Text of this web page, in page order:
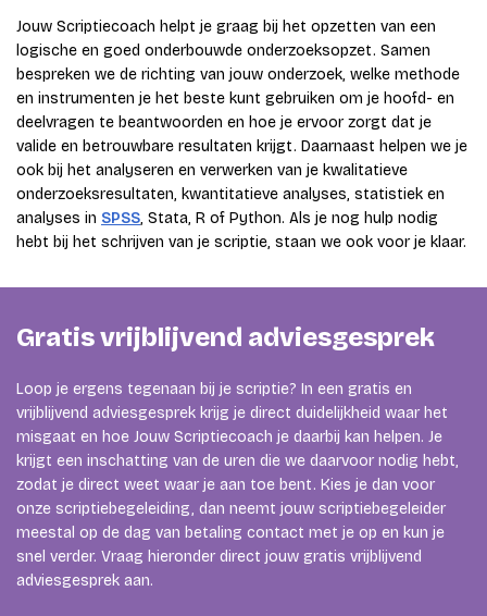
Jouw Scriptiecoach helpt je graag bij het opzetten van een
logische en goed onderbouwde onderzoeksopzet. Samen
bespreken we de richting van jouw onderzoek, welke methode
en instrumenten je het beste kunt gebruiken om je hoofd- en
deelvragen te beantwoorden en hoe je ervoor zorgt dat je
valide en betrouwbare resultaten krijgt. Daarnaast helpen we je
ook bij het analyseren en verwerken van je kwalitatieve
onderzoeksresultaten, kwantitatieve analyses, statistiek en
analyses in SPSS, Stata, R of Python. Als je nog hulp nodig
hebt bij het schrijven van je scriptie, staan we ook voor je klaar.
Gratis vrijblijvend adviesgesprek
Loop je ergens tegenaan bij je scriptie? In een gratis en
vrijblijvend adviesgesprek krijg je direct duidelijkheid waar het
misgaat en hoe Jouw Scriptiecoach je daarbij kan helpen. Je
krijgt een inschatting van de uren die we daarvoor nodig hebt,
zodat je direct weet waar je aan toe bent. Kies je dan voor
onze scriptiebegeleiding, dan neemt jouw scriptiebegeleider
meestal op de dag van betaling contact met je op en kun je
snel verder. Vraag hieronder direct jouw gratis vrijblijvend
adviesgesprek aan.